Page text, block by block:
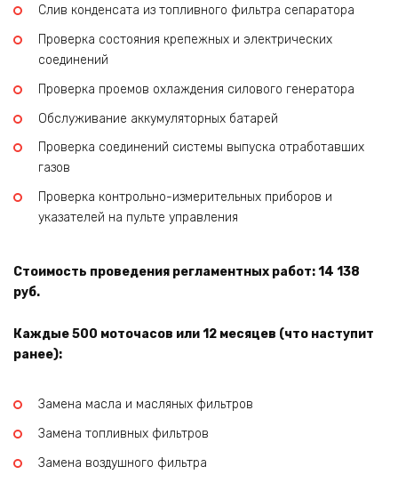
Слив конденсата из топливного фильтра сепаратора
Проверка состояния крепежных и электрических
соединений
Проверка проемов охлаждения силового генератора
Обслуживание аккумуляторных батарей
Проверка соединений системы выпуска отработавших
газов
Проверка контрольно-измерительных приборов и
указателей на пульте управления
Стоимость проведения регламентных работ: 14 138
руб.
Каждые 500 моточасов или 12 месяцев (что наступит
ранее):
Замена масла и масляных фильтров
Замена топливных фильтров
Замена воздушного фильтра